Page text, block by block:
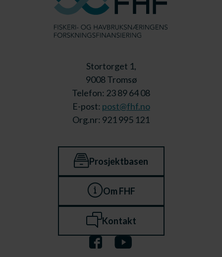
Stortorget 1,
9008 Tromsø
Telefon: 23 89 64 08
E-post: post@fhf.no
Org.nr: 921 995 121
Prosjektbasen
Om FHF
Kontakt